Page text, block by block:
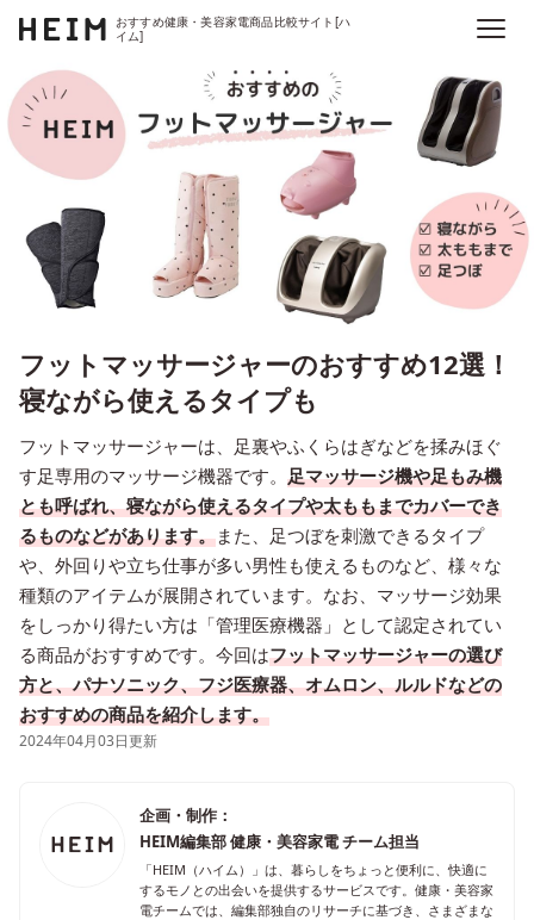
おすすめ健康・美容家電商品比較サイト[ハ
イム]
フットマッサージャーのおすすめ12選！
寝ながら使えるタイプも
フットマッサージャーは、足裏やふくらはぎなどを揉みほぐ
す足専用のマッサージ機器です。 足マッサージ機や足もみ機
とも呼ばれ、寝ながら使えるタイプや太ももまでカバーでき
るものなどがあります。また、足つぼを刺激できるタイプ
や、外回りや立ち仕事が多い男性も使えるものなど、様々な
種類のアイテムが展開されています。なお、マッサージ効果
をしっかり得たい方は「管理医療機器」として認定されてい
る商品がおすすめです。今回はフットマッサージャーの選び
方と、パナソニック、フジ医療器、オムロン、ルルドなどの
おすすめの商品を紹介します。
2024年04月03日更新
企画・制作：
HEIM編集部 健康・美容家電 チーム担当
「HEIM（ハイム）」は、暮らしをちょっと便利に、快適に
するモノとの出会いを提供するサービスです。健康・美容家
電チームでは、編集部独自のリサーチに基づき、さまざまな